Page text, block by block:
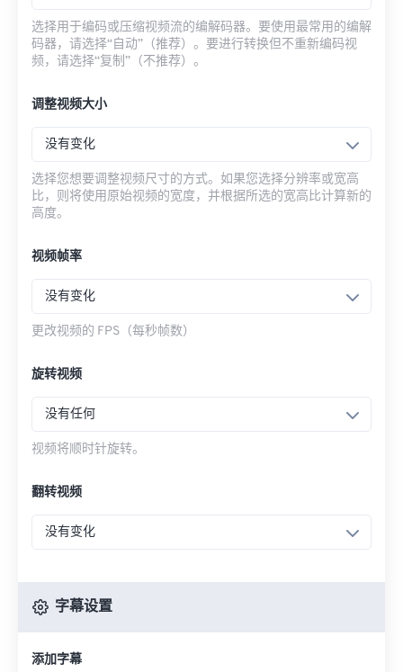
选择用于编码或压缩视频流的编解码器。要使用最常用的编解
码器，请选择“自动”（推荐）。要进行转换但不重新编码视
频，请选择“复制”（不推荐）。
调整视频大小
没有变化
选择您想要调整视频尺寸的方式。如果您选择分辨率或宽高
比，则将使用原始视频的宽度，并根据所选的宽高比计算新的
高度。
视频帧率
没有变化
更改视频的 FPS（每秒帧数）
旋转视频
没有任何
视频将顺时针旋转。
翻转视频
没有变化
字幕设置
添加字幕